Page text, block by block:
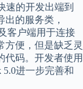
速的开发出端到
的服务类，
客户端用于连接
方便，但是缺乏灵
代码。开发者使用
5.0进一步完善和